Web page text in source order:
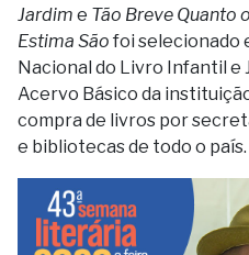
Jardim e Tão Breve Quanto
Estima São foi selecionado
Nacional do Livro Infantil e
Acervo Básico da
compra de livros por
e bibliotecas de todo o país.